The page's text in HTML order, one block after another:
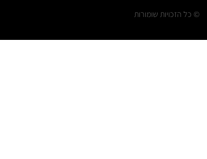
© כל הזכויות שומורות